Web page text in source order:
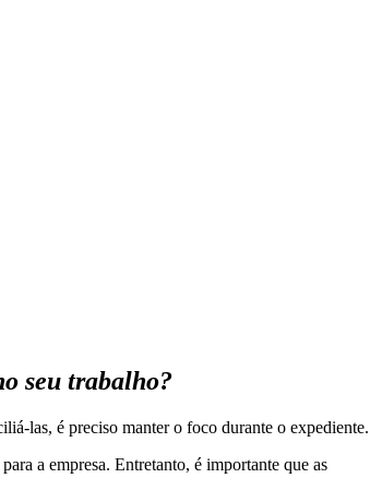
seu trabalho?
las, é preciso manter o foco durante o expediente.
a empresa. Entretanto, é importante que as